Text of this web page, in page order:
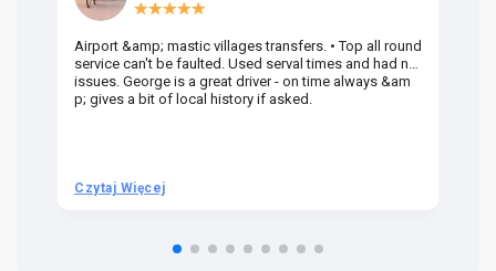
Airport &amp; mastic villages transfers. • Top all round
service can't be faulted. Used serval times and had no
issues. George is a great driver - on time always &am
p; gives a bit of local history if asked.
Czytaj Więcej